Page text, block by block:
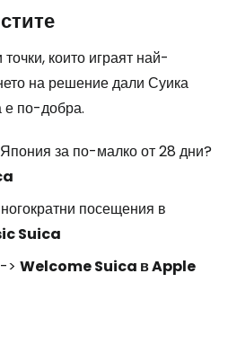
които играят най-
на решение дали Суика
по-добра.
за по-малко от 28 дни?
посещения в
Suica
> Welcome Suica в Apple